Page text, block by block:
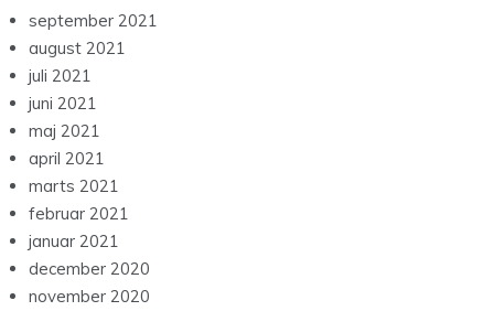
september 2021
august 2021
juli 2021
juni 2021
maj 2021
april 2021
marts 2021
februar 2021
januar 2021
december 2020
november 2020